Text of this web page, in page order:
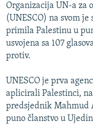
ISPRIČAJ MI
DNEVNO@RSE
SPECIJALI RSE
GENOCID U SREBRENICI
POPLAVE I KLIZIŠTA U BIH
TV LIBERTY
Sve RFE/RL stranice
Organizacija UN-a za
(UNESCO) na svom
primila Palestinu u
usvojena sa 107
protiv.
UNESCO je prva
aplicirali Palestinci,
predsjednik Mahmud
puno članstvo u